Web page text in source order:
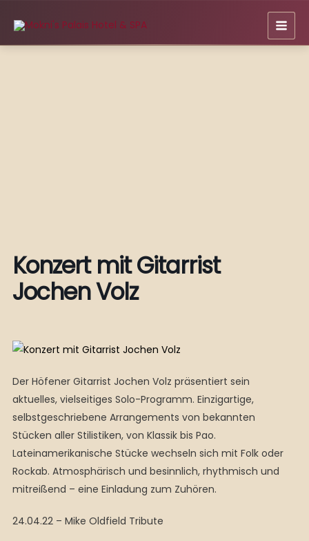
Inhalt
springen
Konzert mit Gitarrist
Jochen Volz
Der Höfener Gitarrist Jochen Volz präsentiert sein
aktuelles, vielseitiges Solo-Programm. Einzigartige,
selbstgeschriebene Arrangements von bekannten
Stücken aller Stilistiken, von Klassik bis Pao.
Lateinamerikanische Stücke wechseln sich mit Folk oder
Rockab. Atmosphärisch und besinnlich, rhythmisch und
mitreißend – eine Einladung zum Zuhören.
24.04.22 – Mike Oldfield Tribute